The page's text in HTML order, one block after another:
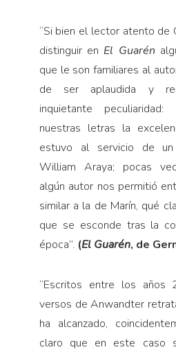
“Si bien el lector atento de
distinguir en El Guarén
que le son familiares al
de ser aplaudida y
inquietante
nuestras letras la
estuvo al servicio de un
William Araya; pocas
algún autor nos permitió
similar a la de Marín, qué
que se esconde tras la
época”. (El Guarén, de
“Escritos entre los
versos de Anwandter
ha alcanzado,
claro que en este caso